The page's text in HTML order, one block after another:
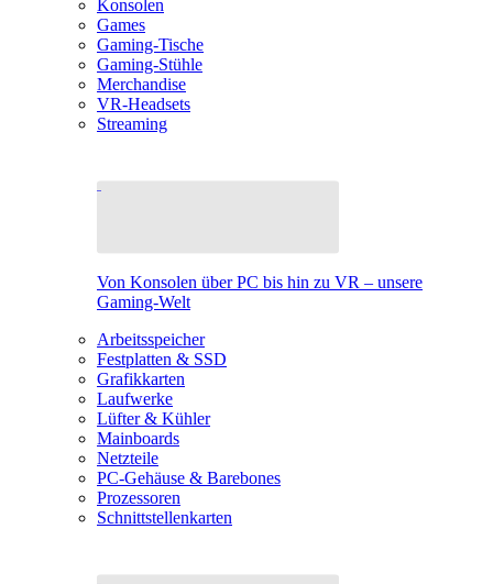
Konsolen
Games
Gaming-Tische
Gaming-Stühle
Merchandise
VR-Headsets
Streaming
Von Konsolen über PC bis hin zu VR – unsere
Gaming-Welt
Arbeitsspeicher
Festplatten & SSD
Grafikkarten
Laufwerke
Lüfter & Kühler
Mainboards
Netzteile
PC-Gehäuse & Barebones
Prozessoren
Schnittstellenkarten